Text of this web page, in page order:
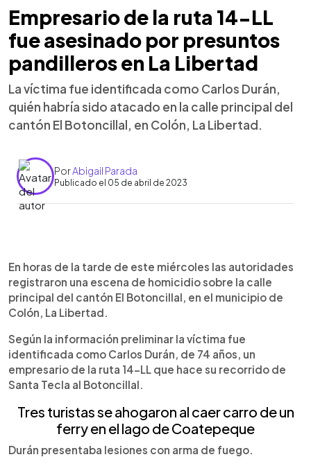
Empresario de la ruta 14-LL
fue asesinado por presuntos
pandilleros en La Libertad
La víctima fue identificada como Carlos Durán,
quién habría sido atacado en la calle principal del
cantón El Botoncillal, en Colón, La Libertad.
PorAbigail Parada
Publicado el 05 de abril de 2023
Escuchar artículo
En horas de la tarde de este miércoles las autoridades
registraron una escena de homicidio sobre la calle
principal del cantón El Botoncillal, en el municipio de
Colón, La Libertad.
Según la información preliminar la víctima fue
identificada como Carlos Durán, de 74 años, un
empresario de la ruta 14-LL que hace su recorrido de
Santa Tecla al Botoncillal.
Tres turistas se ahogaron al caer carro de un
ferry en el lago de Coatepeque
Durán presentaba lesiones con arma de fuego.